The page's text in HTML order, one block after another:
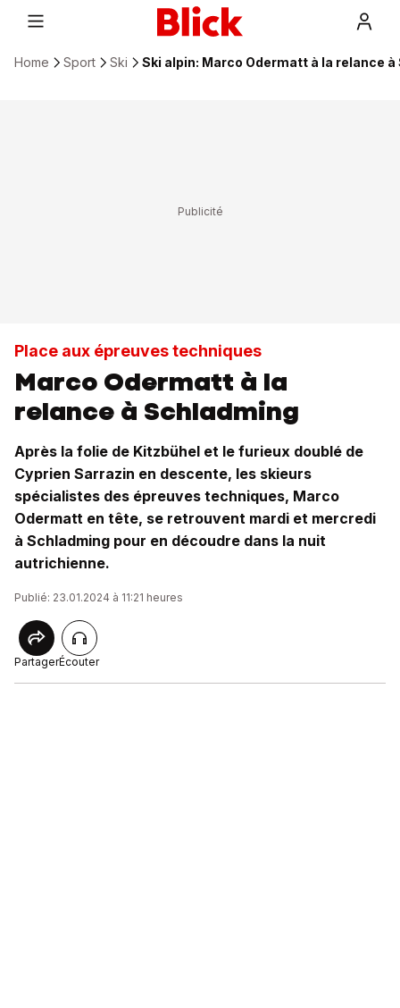
Home Sport Ski Ski alpin: Marco Odermatt à la relance
Place aux épreuves techniques
Marco Odermatt à la
relance à Schladming
Après la folie de Kitzbühel et le furieux doublé de
Cyprien Sarrazin en descente, les skieurs
spécialistes des épreuves techniques, Marco
Odermatt en tête, se retrouvent mardi et mercredi
à Schladming pour en découdre dans la nuit
autrichienne.
Publié: 23.01.2024 à 11:21 heures
PartagerÉcouter